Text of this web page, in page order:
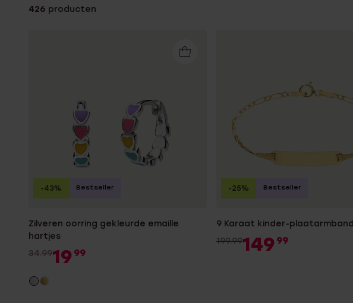
Gepersonaliseerde
426 producten
Zilveren oorring gekleurde emaille
hartjes
34.9919 99
-43% Bestseller
9 Karaat kinder-plaatarmband
199.99149 99
-25% Bestseller